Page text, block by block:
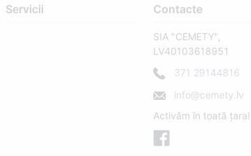
Servicii Contacte
SIA "CEMETY",
LV40103618951
371 29144816
info@cemety.lv
Activăm în toată țara!